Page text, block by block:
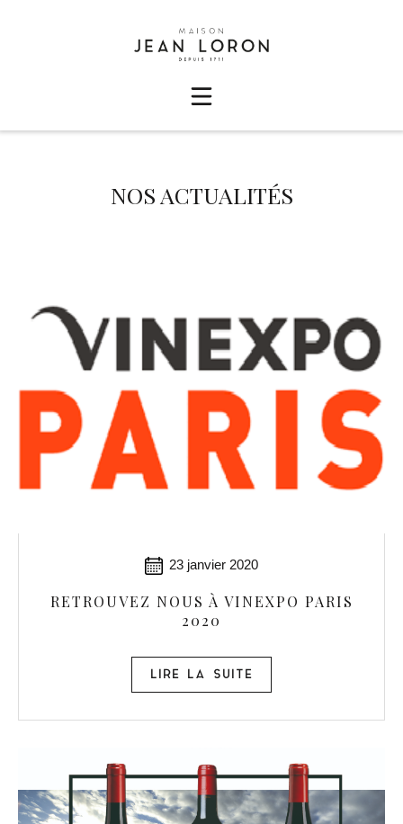
NOS ACTUALITÉS
23 janvier 2020
RETROUVEZ NOUS À VINEXPO PARIS
2020
LIRE LA SUITE